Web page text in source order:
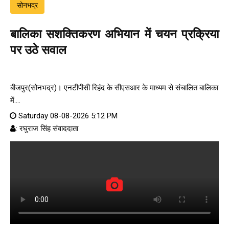
सोनभद्र
बालिका सशक्तिकरण अभियान में चयन प्रक्रिया
पर उठे सवाल
बीजपुर(सोनभद्र)। एनटीपीसी रिहंद के सीएसआर के माध्यम से संचालित बालिका
में....
Saturday 08-08-2026 5:12 PM
: रघुराज सिंह संवाददाता